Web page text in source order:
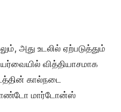
அது உடலில் ஏற்படுத்தும்
வித்தியாசமாக
கால்நடை
மார்டோன்ஸ்